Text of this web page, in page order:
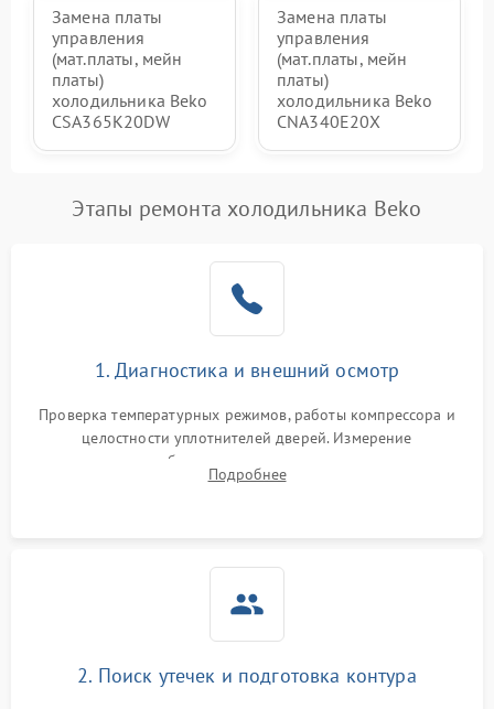
Замена платы
управления
(мат.платы, мейн
платы)
холодильника Beko
CSA365K20DW
Замена платы
управления
(мат.платы, мейн
платы)
холодильника Beko
CNA340E20X
Этапы ремонта холодильника Beko
1. Диагностика и внешний осмотр
Проверка температурных режимов, работы компрессора и
целостности уплотнителей дверей. Измерение
сопротивления обмоток мотора, проверка термостата и
считывание кодов ошибок с электронного дисплея.
Подробнее
2. Поиск утечек и подготовка контура